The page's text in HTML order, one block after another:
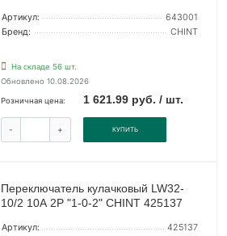
Артикул:
643001
Бренд:
CHINT
На складе 56 шт.
Обновлено 10.08.2026
Розничная цена: 1 621.99 руб. / шт.
- + КУПИТЬ
Переключатель кулачковый LW32-
10/2 10А 2Р "1-0-2" CHINT 425137
Артикул:
425137